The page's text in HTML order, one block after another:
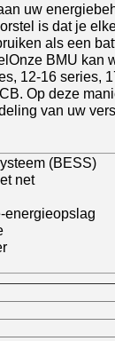
uw
is dat je
als een
BMU kan
12-16 series,
Op deze
van uw
(BESS)
net
energieopslag